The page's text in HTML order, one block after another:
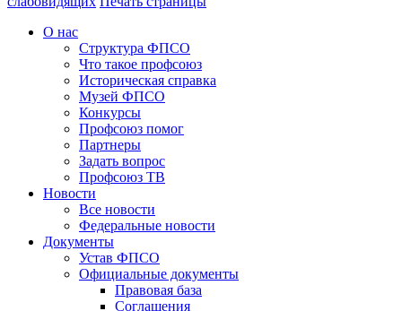
О нас
Структура ФПСО
Что такое профсоюз
Историческая справка
Музей ФПСО
Конкурсы
Профсоюз помог
Партнеры
Задать вопрос
Профсоюз ТВ
Новости
Все новости
Федеральные новости
Документы
Устав ФПСО
Официальные документы
Правовая база
Соглашения